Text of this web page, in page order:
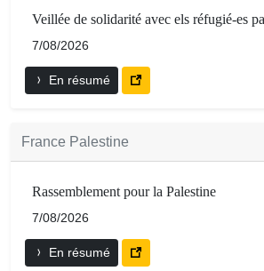
Veillée de solidarité avec els réfugié-es
7/08/2026
En résumé
France Palestine
Rassemblement pour la Palestine
7/08/2026
En résumé